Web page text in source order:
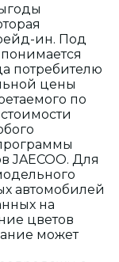
ин. Под
потребителю
цены
по
JAECOO. Для
автомобилей
на
цветов
может